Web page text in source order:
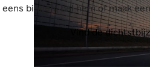
eens binnen, bel hem of maak
Vind de